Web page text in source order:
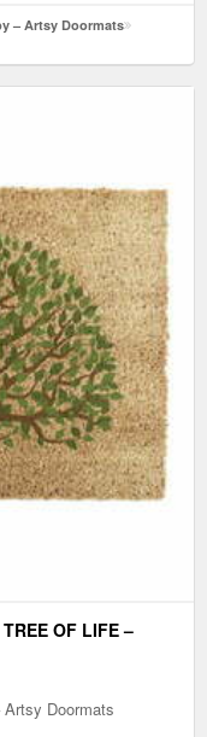
– Artsy Doormats
OF LIFE –
Doormats